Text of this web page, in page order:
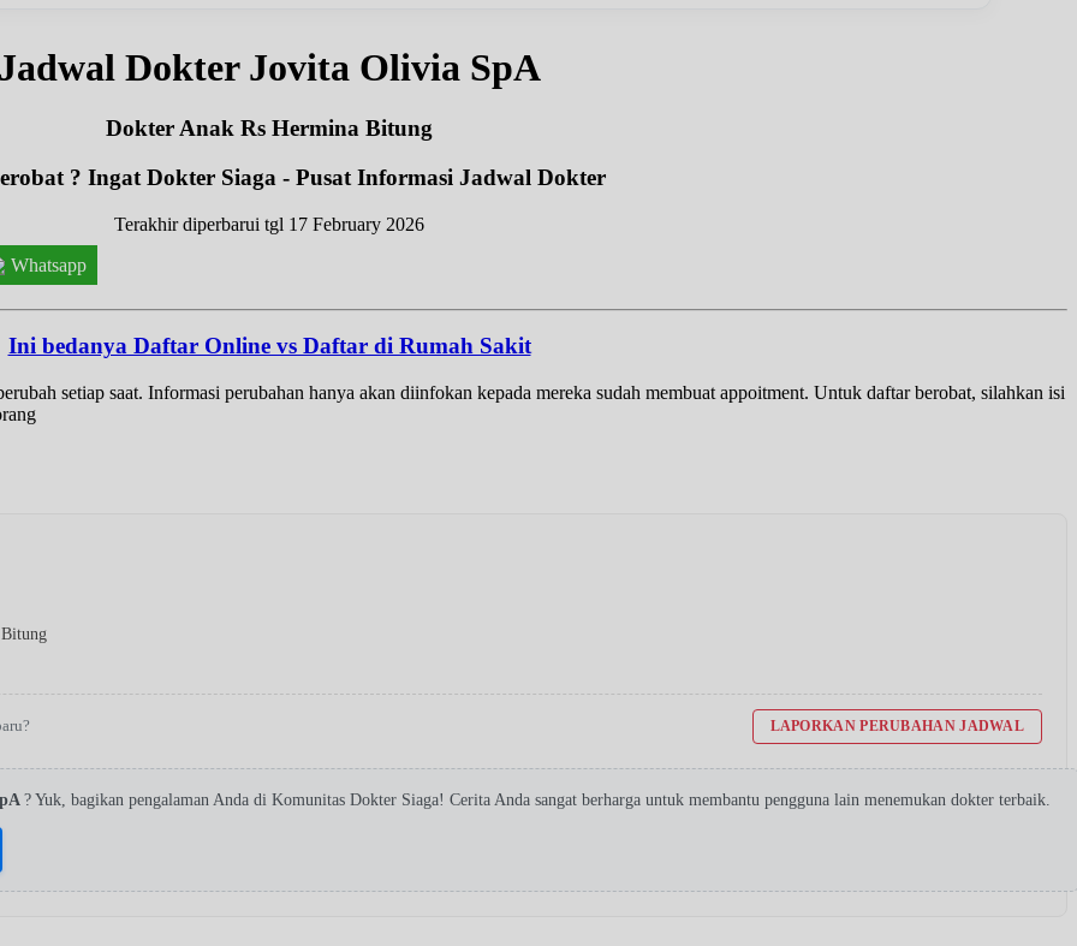
Jadwal Dokter Jovita Olivia SpA
Dokter Anak Rs Hermina Bitung
? Ingat Dokter Siaga - Pusat Informasi Jadwal Dokter
Terakhir diperbarui tgl 17 February 2026
Whatsapp
Ini bedanya Daftar Online vs Daftar di Rumah Sakit
setiap saat. Informasi perubahan hanya akan diinfokan kepada mereka sudah membuat appoitment. Untuk daftar berobat, silahkan isi
LAPORKAN PERUBAHAN JADWAL
? Yuk, bagikan pengalaman Anda di Komunitas Dokter Siaga! Cerita Anda sangat berharga untuk membantu pengguna lain menemukan dokter terbaik.